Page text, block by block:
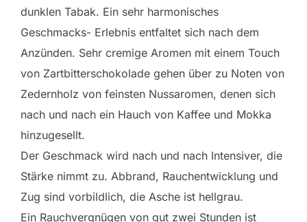
dunklen Tabak. Ein sehr harmonisches
Geschmacks- Erlebnis entfaltet sich nach dem
Anzünden. Sehr cremige Aromen mit einem Touch
von Zartbitterschokolade gehen über zu Noten von
Zedernholz von feinsten Nussaromen, denen sich
nach und nach ein Hauch von Kaffee und Mokka
hinzugesellt.
Der Geschmack wird nach und nach Intensiver, die
Stärke nimmt zu. Abbrand, Rauchentwicklung und
Zug sind vorbildlich, die Asche ist hellgrau.
Ein Rauchvergnügen von gut zwei Stunden ist